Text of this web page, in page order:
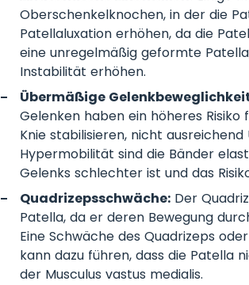
Oberschenkelknochen, in der die
Patellaluxation erhöhen, da die
eine unregelmäßig geformte
Instabilität erhöhen.
Übermäßige
Gelenken haben ein höheres
Knie stabilisieren, nicht
Hypermobilität sind die Bänder
Gelenks schlechter ist und das
Quadrizepsschwäche:Der
Patella, da er deren Bewegung
Eine Schwäche des Quadrizeps
kann dazu führen, dass die Patella
der Musculus vastus medialis.